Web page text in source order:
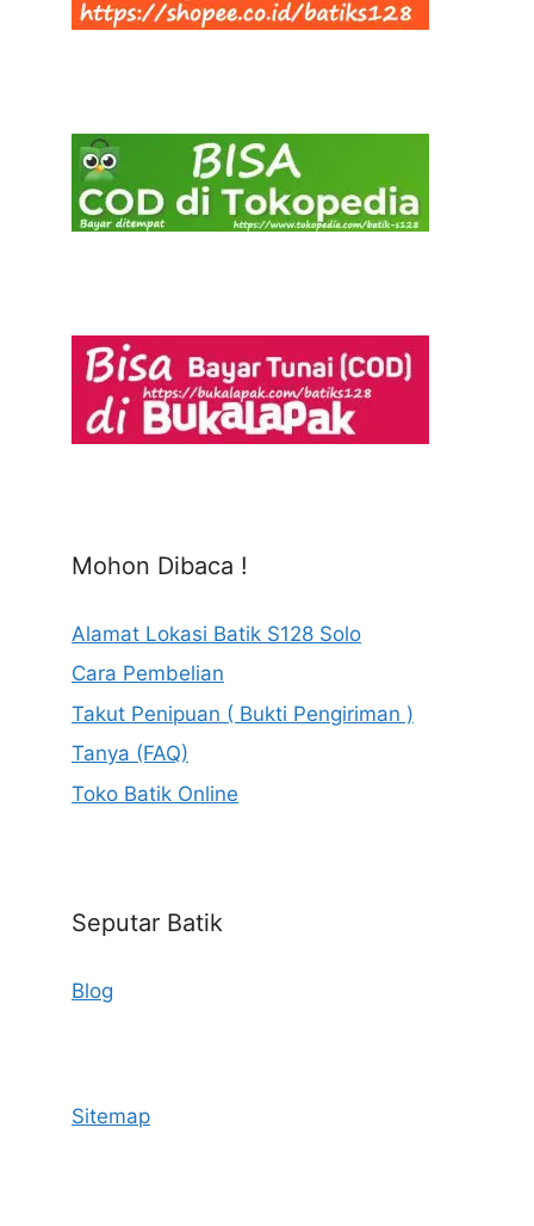
Mohon Dibaca !
Alamat Lokasi Batik S128 Solo
Cara Pembelian
Takut Penipuan ( Bukti Pengiriman )
Tanya (FAQ)
Toko Batik Online
Seputar Batik
Blog
Sitemap